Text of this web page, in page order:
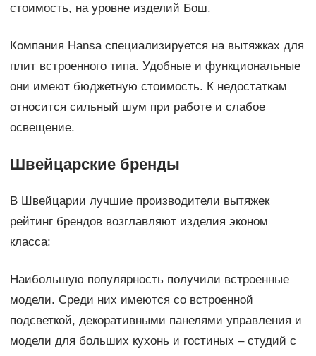
стоимость, на уровне изделий Бош.
Компания Hansa специализируется на вытяжках для
плит встроенного типа. Удобные и функциональные
они имеют бюджетную стоимость. К недостаткам
относится сильный шум при работе и слабое
освещение.
Швейцарские бренды
В Швейцарии лучшие производители вытяжек
рейтинг брендов возглавляют изделия эконом
класса:
Наибольшую популярность получили встроенные
модели. Среди них имеются со встроенной
подсветкой, декоративными панелями управления и
модели для больших кухонь и гостиных – студий с